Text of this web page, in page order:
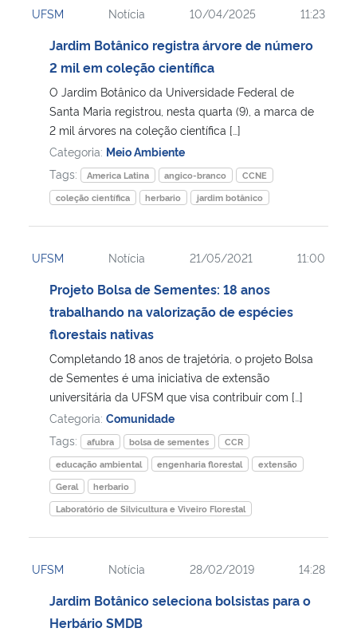
Ministério da Cidadania
Ministério de Minas e Energia
Ministério da Ciência, Tecnologia, Inovações e Comunicações
Ministério do Meio Ambiente
Ministério do Turismo
Ministério do Desenvolvimento Regional
Controladoria-Geral da União
Ministério da Mulher, da Família e dos Direitos Humanos
Secretaria-Geral
Secretaria de Governo
Gabinete de Segurança Institucional
Advocacia-Geral da União
Banco Central do Brasil
UFSM Notícia 10/04/2025 11:23
Jardim Botânico registra árvore de número
2 mil em coleção científica
O Jardim Botânico da Universidade Federal de
Santa Maria registrou, nesta quarta (9), a marca de
2 mil árvores na coleção científica […]
Categoria: Meio Ambiente
Tags:
America Latina angico-branco
CCNE
coleção científica
herbario jardim botânico
UFSM Notícia 21/05/2021 11:00
Projeto Bolsa de Sementes: 18 anos
trabalhando na valorização de espécies
florestais nativas
Completando 18 anos de trajetória, o projeto Bolsa
de Sementes é uma iniciativa de extensão
universitária da UFSM que visa contribuir com […]
Categoria: Comunidade
Tags:
afubra bolsa de sementes
CCR
educação ambiental
engenharia florestal
extensão
Geral
herbario
Laboratório de Silvicultura e Viveiro Florestal
UFSM Notícia 28/02/2019 14:28
Jardim Botânico seleciona bolsistas para o
Herbário SMDB